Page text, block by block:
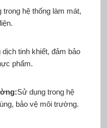
trong hệ thống làm mát,
tinh khiết, đảm bảo
phẩm.
Sử dụng trong hệ
bảo vệ môi trường.